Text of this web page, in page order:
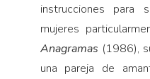
instrucciones para
mujeres
Anagramas (1986),
una pareja de